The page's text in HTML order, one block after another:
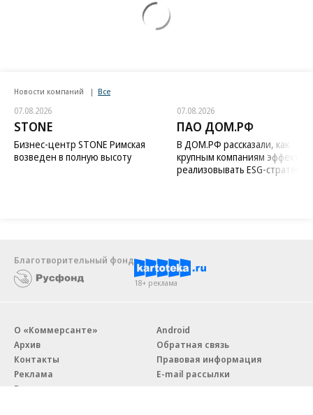
Новости компаний Все
07.08.2026
STONE
Бизнес-центр STONE Римская
возведен в полную высоту
07.08.2026
ПАО ДОМ.РФ
В ДОМ.РФ рассказали, как
крупным компаниям
реализовывать ESG-стратегию
Благотворительный фонд
18+ реклама
О «Коммерсанте»
Архив
Контакты
Реклама
Вакансии
Android
Обратная связь
Правовая информация
E-mail рассылки